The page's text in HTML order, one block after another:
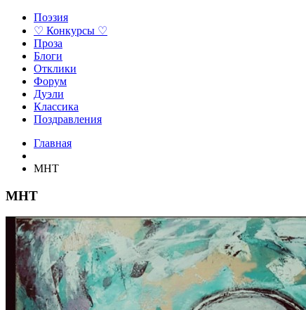
Поэзия
♡ Конкурсы ♡
Проза
Блоги
Отклики
Форум
Дуэли
Классика
Поздравления
Главная
МНТ
МНТ